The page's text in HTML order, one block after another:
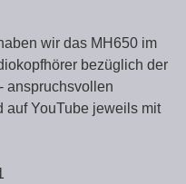
wir das MH650 im
bezüglich der
anspruchsvollen
auf YouTube jeweils mit